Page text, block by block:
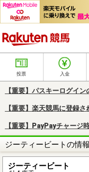
投票 入金
【重要】パスキーログイ
【重要】楽天競馬に登録
【重要】PayPayチャージ
ジーティービートの情報
ジーティービート